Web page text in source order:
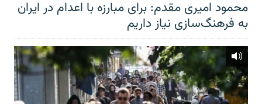
محمود امیری مقدم: برای مبارزه با اعدام در ایران
به فرهنگ‌سازی نیاز داریم